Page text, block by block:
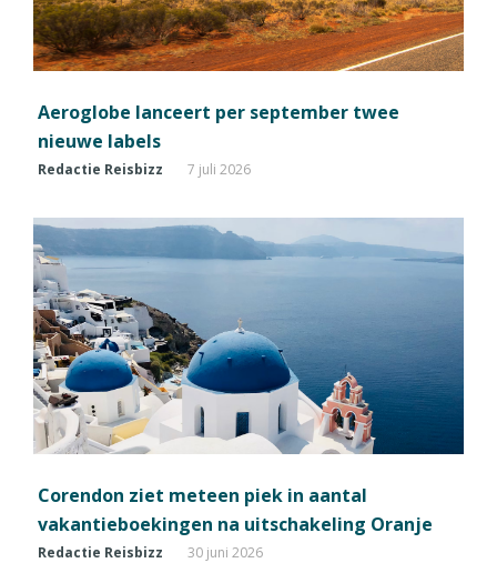
Aeroglobe lanceert per september twee
nieuwe labels
Redactie Reisbizz 7 juli 2026
Corendon ziet meteen piek in aantal
vakantieboekingen na uitschakeling Oranje
Redactie Reisbizz 30 juni 2026